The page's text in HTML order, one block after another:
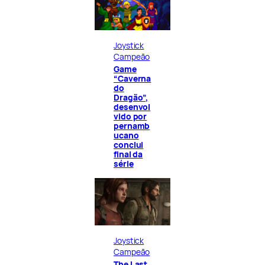
Joystick
Campeão
Game
“Caverna
do
Dragão”,
desenvol
vido por
pernamb
ucano
conclui
final da
série
Joystick
Campeão